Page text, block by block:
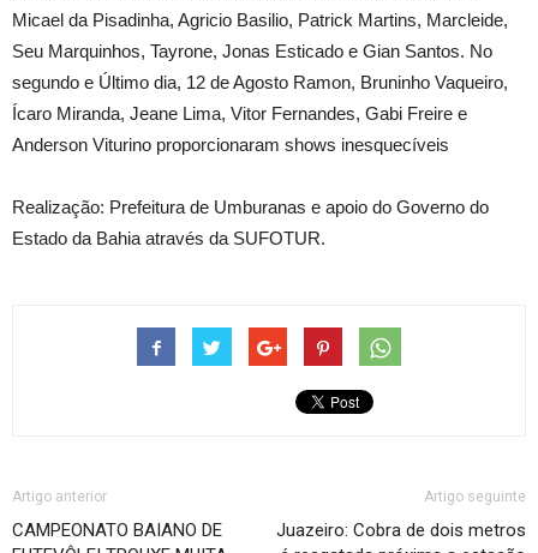
Micael da Pisadinha, Agricio Basilio, Patrick Martins, Marcleide,
Seu Marquinhos, Tayrone, Jonas Esticado e Gian Santos. No
segundo e Último dia, 12 de Agosto Ramon, Bruninho Vaqueiro,
Ícaro Miranda, Jeane Lima, Vitor Fernandes, Gabi Freire e
Anderson Viturino proporcionaram shows inesquecíveis
Realização: Prefeitura de Umburanas e apoio do Governo do
Estado da Bahia através da SUFOTUR.
Artigo anterior
CAMPEONATO BAIANO DE
Artigo seguinte
Juazeiro: Cobra de dois metros